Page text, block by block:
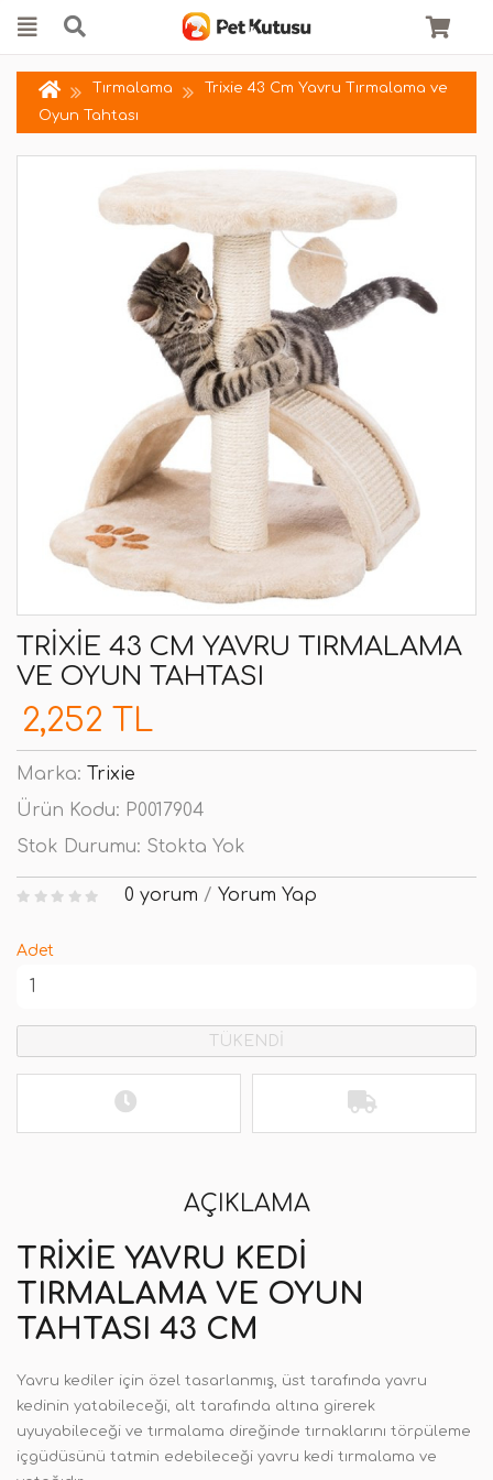
Tırmalama
Trixie 43 Cm Yavru Tırmalama ve
Oyun Tahtası
TRIXIE 43 CM YAVRU TIRMALAMA
VE OYUN TAHTASI
2,252 TL
Marka: Trixie
Ürün Kodu: P0017904
Stok Durumu: Stokta Yok
0 yorum / Yorum Yap
Adet
TÜKENDİ
AÇIKLAMA
TRIXIE YAVRU KEDI
TIRMALAMA VE OYUN
TAHTASI 43 CM
Yavru kediler için özel tasarlanmış, üst tarafında yavru
kedinin yatabileceği, alt tarafında altına girerek
uyuyabileceği ve tırmalama direğinde tırnaklarını törpüleme
içgüdüsünü tatmin edebileceği yavru kedi tırmalama ve